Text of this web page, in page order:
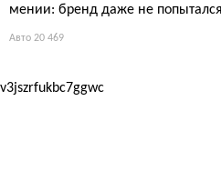
мении: бренд даже не попытался
Авто 20 469
v3jszrfukbc7ggwc